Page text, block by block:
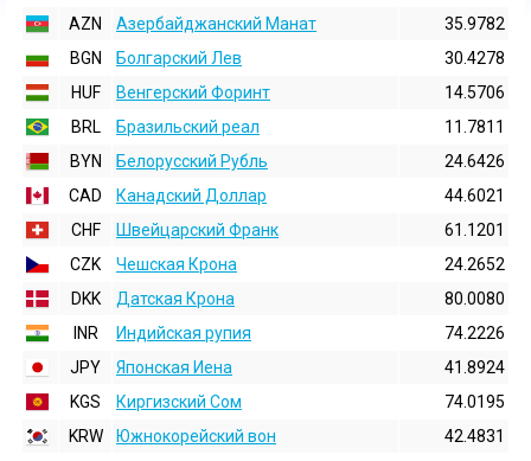
AZN
Азербайджанский Манат
35.9782
BGN
Болгарский Лев
30.4278
HUF
Венгерский Форинт
14.5706
BRL
Бразильский реал
11.7811
BYN
Белорусский Рубль
24.6426
CAD
Канадский Доллар
44.6021
CHF
Швейцарский Франк
61.1201
CZK
Чешская Крона
24.2652
DKK
Датская Крона
80.0080
INR
Индийская pупия
74.2226
JPY
Японская Иена
41.8924
KGS
Киргизский Сом
74.0195
KRW
Южнокорейский вон
42.4831